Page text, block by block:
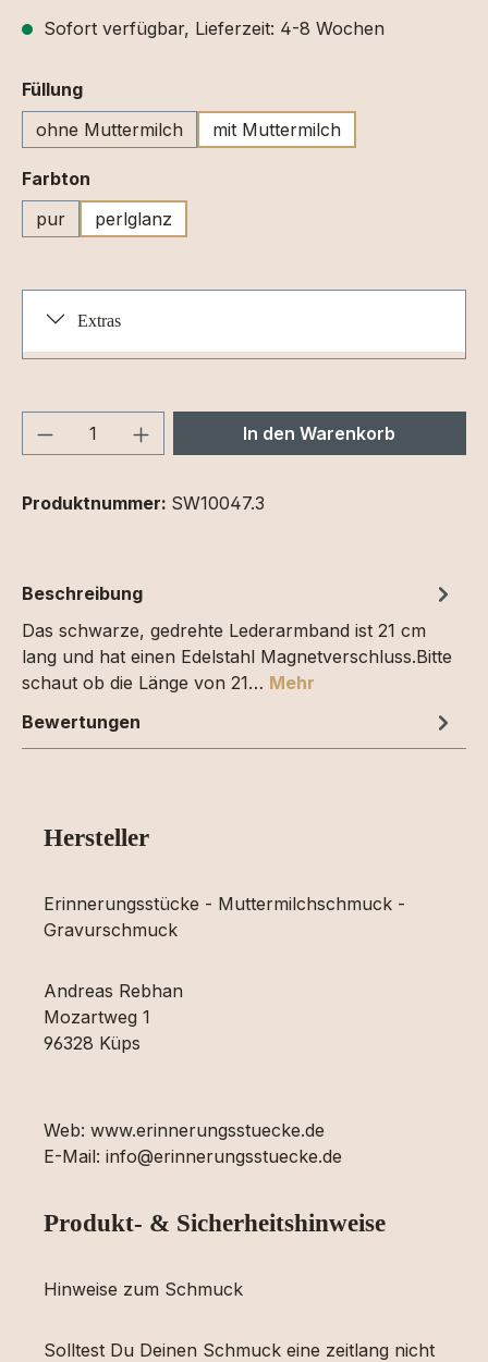
Sofort verfügbar, Lieferzeit: 4-8 Wochen
Füllungauswählen
ohne Muttermilch
mit Muttermilch
Farbton
pur
perlglanz
Extras
Produkt Anzahl: Gib denIn den Warenkorb
Produktnummer: SW10047.3
Beschreibung
Das schwarze, gedrehte Lederarmband ist 21 cm
lang und hat einen Edelstahl Magnetverschluss.Bitte
schaut ob die Länge von 21… Mehr
Bewertungen
Hersteller
Erinnerungsstücke - Muttermilchschmuck -
Gravurschmuck
Andreas Rebhan
Mozartweg 1
96328 Küps
Web: www.erinnerungsstuecke.de
E-Mail: info@erinnerungsstuecke.de
Produkt- & Sicherheitshinweise
Hinweise zum Schmuck
Solltest Du Deinen Schmuck eine zeitlang nicht